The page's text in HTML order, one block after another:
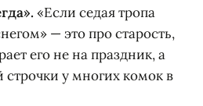
«Если седая тропа
— это про старость,
его не на праздник, а
строчки у многих комок в